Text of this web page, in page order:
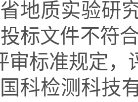
地质实验研
标文件不符
审标准规定
科检测科技